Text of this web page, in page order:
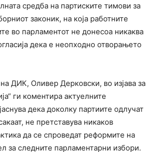
средба на партиските тимови за
законик, на која работните
во парламентот не донесоа никаква
дека е неопходно отворањето
ДИК, Оливер Дерковски, во изјава за
ги коментира актуелните
дека доколку партиите одлучат
не претставува никаков
да се спроведат реформите на
за следните парламентарни избори.